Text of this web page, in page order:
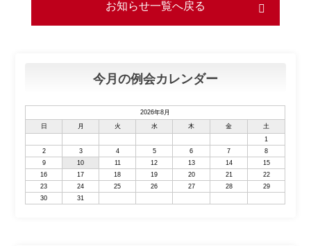
お知らせ一覧へ戻る
今月の例会カレンダー
2026年8月
日
月 火 水 木 金
土
1
2
3 4 5 6 7
8
9
10 11 12 13 14
15
16
17 18 19 20 21
22
23
24 25 26 27 28
29
30
31